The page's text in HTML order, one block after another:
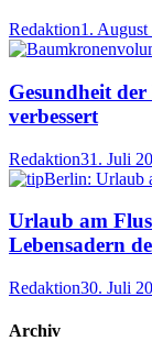
Redaktion1. August
Gesundheit
verbessert
Redaktion31. Juli
Urlaub am
Lebensadern
Redaktion30. Juli
Archiv